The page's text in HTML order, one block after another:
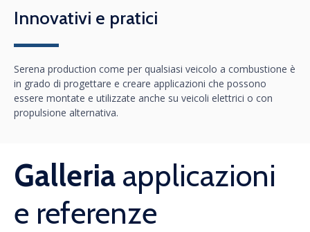
Innovativi e pratici
Serena production come per qualsiasi veicolo a combustione è
in grado di progettare e creare applicazioni che possono
essere montate e utilizzate anche su veicoli elettrici o con
propulsione alternativa.
Galleria applicazioni
e referenze